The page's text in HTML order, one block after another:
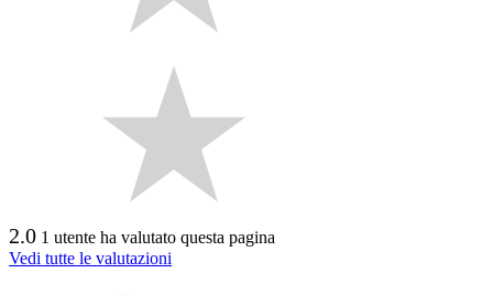
2.0 1 utente ha valutato questa pagina
Vedi tutte le valutazioni